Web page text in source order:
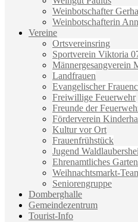
Weinbotschafter
Weinbotschafterin
Vereine
Ortsvereinsring
Sportverein Viktoria
Männergesangverein
Landfrauen
Evangelischer
Freiwillige Feuerwehr
Freunde der
Förderverein
Kultur vor Ort
Frauenfrühstück
Jugend
Ehrenamtliches
Weihnachtsmarkt-
Seniorengruppe
Domberghalle
Gemeindezentrum
Tourist-Info